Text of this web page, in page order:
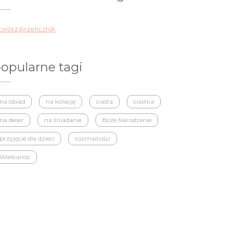
przelicznik
tagi
na obiad na kolację ciasta ciastka
na deser na śniadanie Boże Narodzenie
przyjęcie dla dzieci rozmaitości
Wielkanoc